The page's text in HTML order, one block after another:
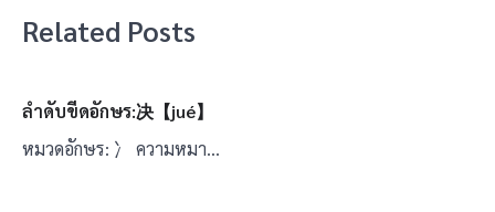
Related Posts
ลำดับขีดอักษร:决【jué】
หมวดอักษร: 冫 ความหมา…